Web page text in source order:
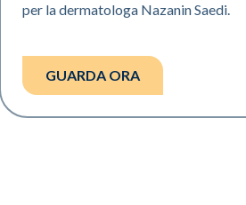
per la dermatologa Nazanin Saedi.
GUARDA ORA